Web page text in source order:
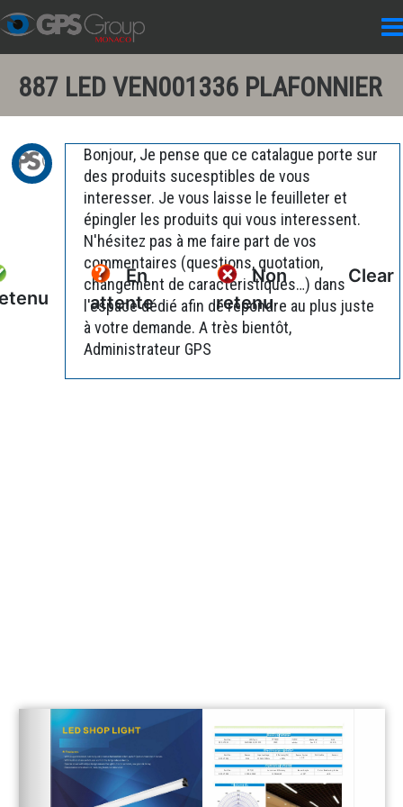
887 LED VEN001336 PLAFONNIER
En
attente
Non
retenu
Clear
Bonjour, Je pense que ce catalague porte sur
des produits sucesptibles de vous
interesser. Je vous laisse le feuilleter et
épingler les produits qui vous interessent.
N'hésitez pas à me faire part de vos
commentaires (questions, quotation,
changement de caractéristiques…) dans
l'espace dédié afin de répondre au plus juste
à votre demande. A très bientôt,
Administrateur GPS